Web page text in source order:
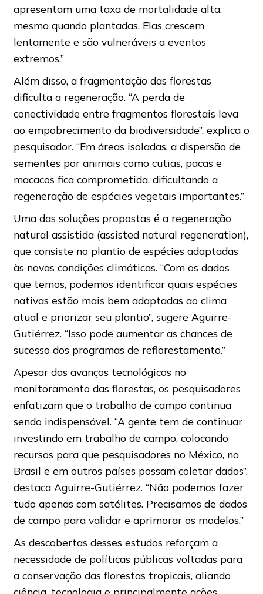
apresentam uma taxa de mortalidade alta,
mesmo quando plantadas. Elas crescem
lentamente e são vulneráveis a eventos
extremos.”
Além disso, a fragmentação das florestas
dificulta a regeneração. “A perda de
conectividade entre fragmentos florestais leva
ao empobrecimento da biodiversidade”, explica o
pesquisador. “Em áreas isoladas, a dispersão de
sementes por animais como cutias, pacas e
macacos fica comprometida, dificultando a
regeneração de espécies vegetais importantes.”
Uma das soluções propostas é a regeneração
natural assistida (assisted natural regeneration),
que consiste no plantio de espécies adaptadas
às novas condições climáticas. “Com os dados
que temos, podemos identificar quais espécies
nativas estão mais bem adaptadas ao clima
atual e priorizar seu plantio”, sugere Aguirre-
Gutiérrez. “Isso pode aumentar as chances de
sucesso dos programas de reflorestamento.”
Apesar dos avanços tecnológicos no
monitoramento das florestas, os pesquisadores
enfatizam que o trabalho de campo continua
sendo indispensável. “A gente tem de continuar
investindo em trabalho de campo, colocando
recursos para que pesquisadores no México, no
Brasil e em outros países possam coletar dados”,
destaca Aguirre-Gutiérrez. “Não podemos fazer
tudo apenas com satélites. Precisamos de dados
de campo para validar e aprimorar os modelos.”
As descobertas desses estudos reforçam a
necessidade de políticas públicas voltadas para
a conservação das florestas tropicais, aliando